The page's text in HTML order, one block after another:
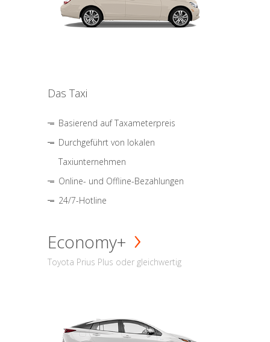
Das Taxi
Basierend auf Taxameterpreis
Durchgeführt von lokalen
Taxiunternehmen
Online- und Offline-Bezahlungen
24/7-Hotline
Economy+
Toyota Prius Plus oder gleichwertig